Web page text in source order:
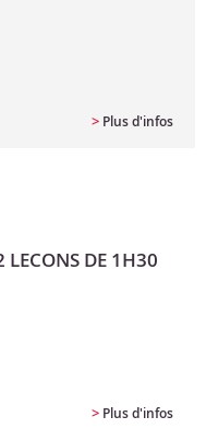
> Plus d'infos
DE 1H30
> Plus d'infos